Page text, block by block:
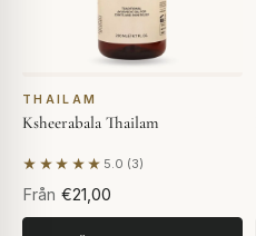
THAILAM
Ksheerabala Thailam
★★★★★ 5.0 (3)
Baserat på 3 recensioner
Från €21,00